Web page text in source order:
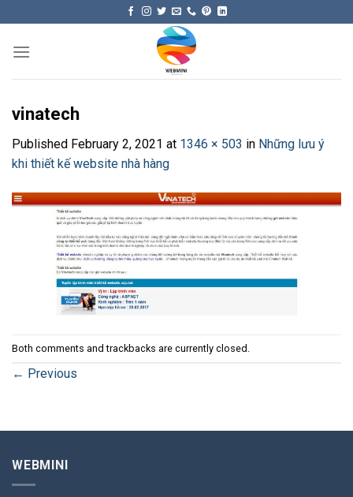
content
vinatech
Published February 2, 2021 at 1346 × 503 in Những lưu ý
khi thiết kế website nhà hàng
Both comments and trackbacks are currently closed.
← Previous
WEBMINI